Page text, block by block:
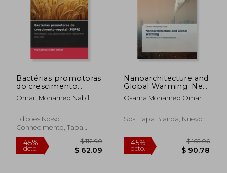
$ 47.11 $
Bactérias promotoras
do crescimento
vegetal (PGPR) (en
Portugués)
Omar, Mohamed Nabil
Edicoes Nosso
Conhecimento, Tapa
Blanda, Nuevo
Nanoarchitecture and
Global Warming: New
Revolution of
Nanomaterials
Osama Mohamed Omar
Sps, Tapa Blanda, Nuevo